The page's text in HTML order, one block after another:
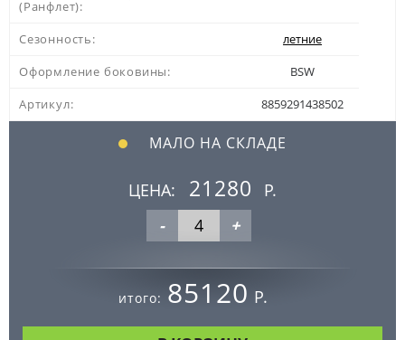
(Ранфлет):
Сезонность:
летние
Оформление боковины:
BSW
Артикул:
8859291438502
МАЛО НА СКЛАДЕ
ЦЕНА: 21280
Р.
-
+
итого: 85120 Р.